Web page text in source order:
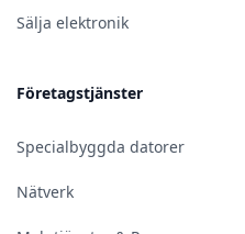
Sälja elektronik
Företagstjänster
Specialbyggda datorer
Nätverk